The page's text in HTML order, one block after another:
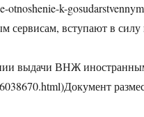
otnoshenie-k-
сервисам, вступают в силу
выдачи ВНЖ